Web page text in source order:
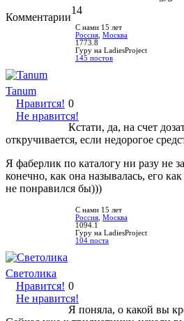
Комментарии
14
С нами 15 лет
Россия Москва
1773.8
Гуру на LadiesProject
145 постов
Tanum
Нравится!
Не нравится!
0
Кстати, да, на счет
откручивается, если недорогое
Я фаберлик по каталогу ни разу не
конечно, как она называлась, его
не понравился бы)))
С нами 15 лет
Россия Москва
1094.1
Гуру на LadiesProject
104 поста
Светолика
Нравится!
Не нравится!
0
Я поняла, о какой вы